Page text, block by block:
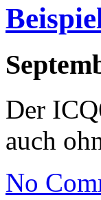
Der
auch
No